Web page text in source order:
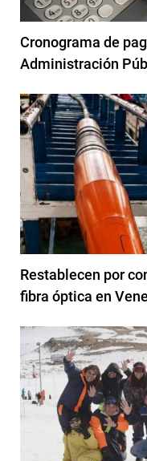
Cronograma de
Administración
Restablecen por
fibra óptica en